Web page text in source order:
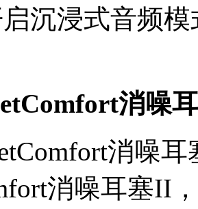
沉浸式音频
消噪
消噪
消噪耳塞II